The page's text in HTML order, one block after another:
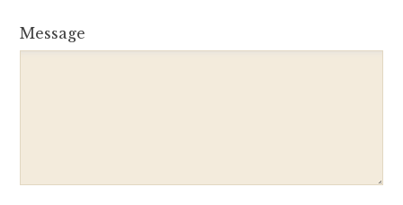
Message